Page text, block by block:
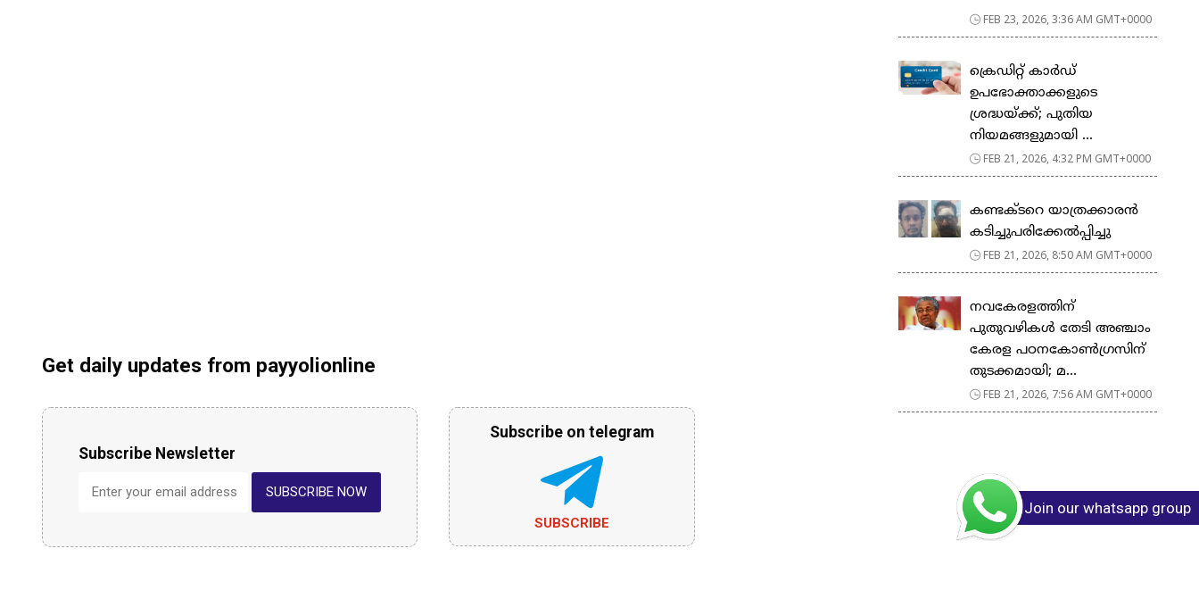
Get daily updates from payyolionline
Subscribe Newsletter
SUBSCRIBE NOW
Subscribe on telegram
SUBSCRIBE
FEB 23, 2026, 3:36 AM GMT+0000
ക്രെഡിറ്റ് കാർഡ്
ഉപഭോക്താക്കളുടെ
ശ്രദ്ധയ്ക്ക്; പുതിയ
നിയമങ്ങളുമായി ...
FEB 21, 2026, 4:32 PM GMT+0000
കണ്ടക്ടറെ യാത്രക്കാരൻ
കടിച്ചുപരിക്കേൽപ്പിച്ചു
FEB 21, 2026, 8:50 AM GMT+0000
നവകേരളത്തിന്
പുതുവഴികൾ തേടി അഞ്ചാം
കേരള പഠനകോൺഗ്രസിന്
തുടക്കമായി; മ...
FEB 21, 2026, 7:56 AM GMT+0000
Join our whatsapp group